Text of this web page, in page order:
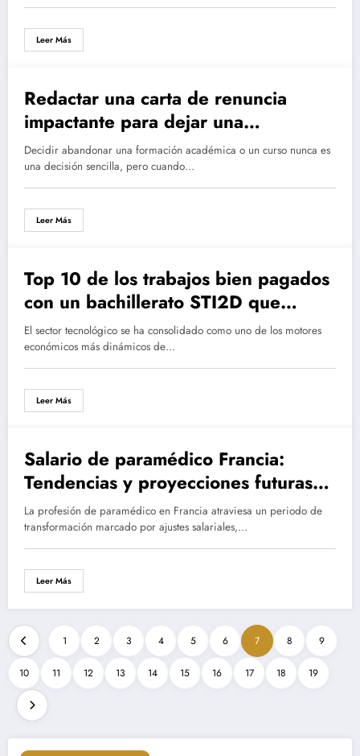
Leer Más
Redactar una carta de renuncia
impactante para dejar una
formación: elementos clave y
ejemplos prácticos
Decidir abandonar una formación académica o un curso nunca es
una decisión sencilla, pero cuando…
Leer Más
Top 10 de los trabajos bien pagados
con un bachillerato STI2D que
transformarán tu carrera en
informática
El sector tecnológico se ha consolidado como uno de los motores
económicos más dinámicos de…
Leer Más
Salario de paramédico Francia:
Tendencias y proyecciones futuras
del sector sanitario
La profesión de paramédico en Francia atraviesa un periodo de
transformación marcado por ajustes salariales,…
Leer Más
1 2 3 4 5 6 7 8 9
10 11 12 13 14 15 16 17 18 19